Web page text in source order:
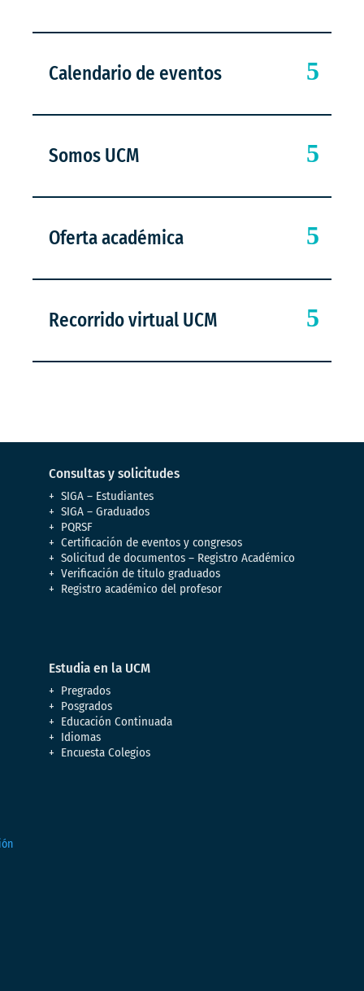
Calendario de eventos
Somos UCM
Oferta académica
Recorrido virtual UCM
Consultas y solicitudes
SIGA – Estudiantes
SIGA – Graduados
PQRSF
Certificación de eventos y congresos
Solicitud de documentos – Registro Académico
Verificación de titulo graduados
Registro académico del profesor
Estudia en la UCM
Pregrados
Posgrados
Educación Continuada
Idiomas
Encuesta Colegios